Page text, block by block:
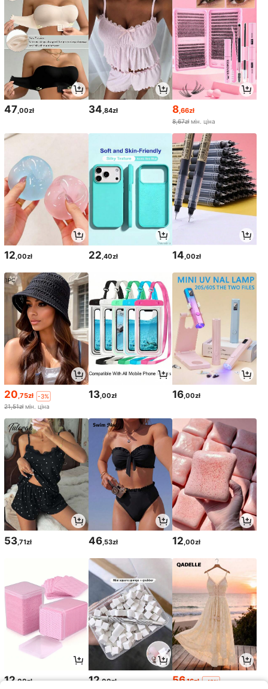
47 ,00zł 34 ,84zł 8 ,66zł
8,67zł мін. ціна
12,00zł 22,40zł 14,00zł
20,75zł
-3%
21,51zł мін. ціна
13,00zł 16,00zł
53 ,71zł 46,53zł 12 ,00zł
12,00zł 12,00zł 56,16zł -48%